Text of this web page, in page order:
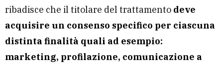
ribadisce che il titolare del trattamento deve
acquisire un consenso specifico per ciascuna
distinta finalità quali ad esempio:
marketing, profilazione, comunicazione a